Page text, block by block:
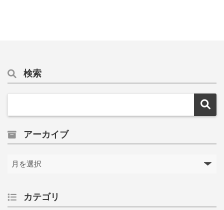
検索
アーカイブ
カテゴリ